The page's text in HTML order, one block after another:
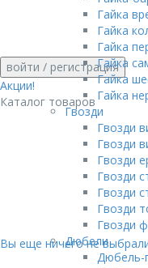
войти / регистрация
Акции!
Каталог товаров
Вы еще ничего не
Гайка
Гайка
Гайка
Гайка
Гайка
Гайка
Гвозди
Гвозди
Гвозди
Гвозди
Гвозди
Гвозди
Гвозди
Гвозди
Дюбели
Дюбель-